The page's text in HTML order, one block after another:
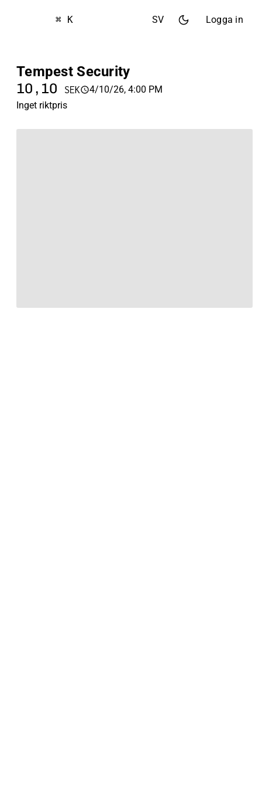
⌘ K SV Logga in
Tempest Security
10,10 SEK
4/10/26, 4:00 PM
Inget riktpris